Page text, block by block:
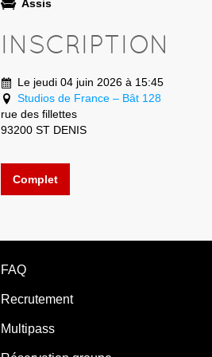
Assis
INSCRIPTION
Le jeudi 04 juin 2026 à 15:45
Studios de France – Bât 128
rue des fillettes
93200 ST DENIS
Complet
FAQ
Recrutement
Multipass